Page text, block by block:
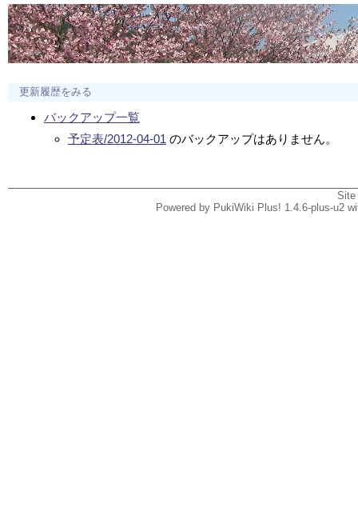
更新履歴をみる
バックアップ一覧
予定表/2012-04-01 のバックアップはありません。
Powered by PukiWiki Plus! 1.4.6-plus-u2